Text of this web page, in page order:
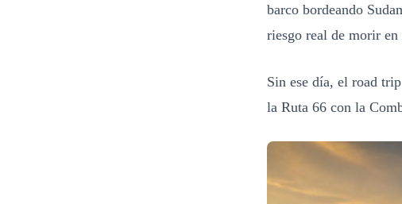
barco bordeando
riesgo real de morir
Sin ese día, el road
la Ruta 66 con la